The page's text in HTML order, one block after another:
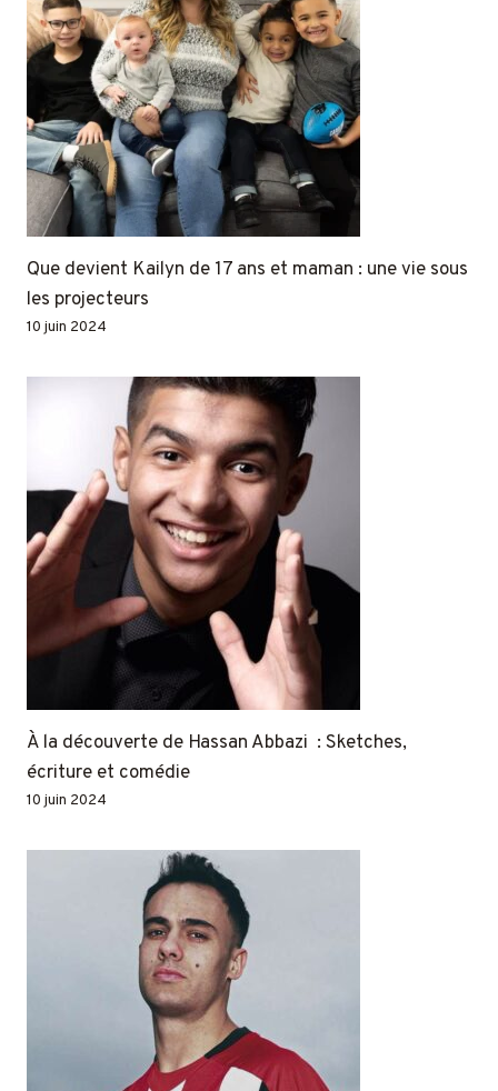
Que devient Kailyn de 17 ans et maman : une vie sous
les projecteurs
10 juin 2024
À la découverte de Hassan Abbazi : Sketches,
écriture et comédie
10 juin 2024